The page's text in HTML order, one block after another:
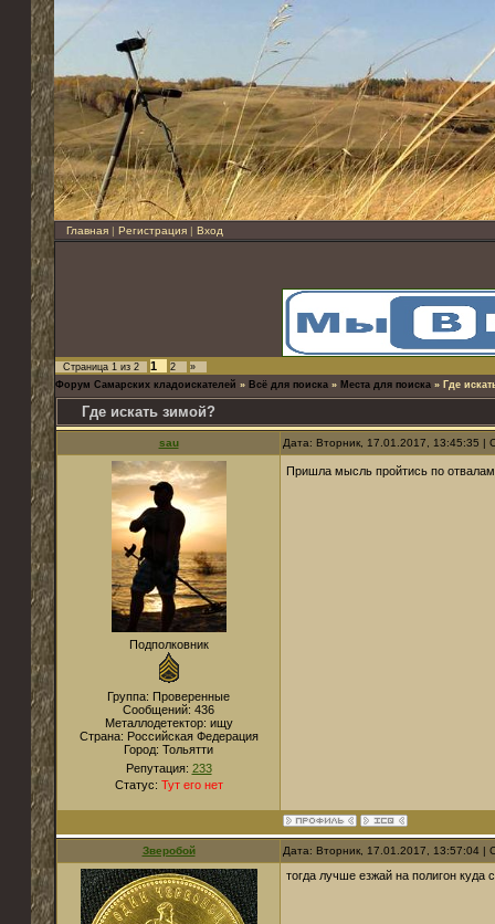
Главная | Регистрация | Вход
Страница 1 из 2 1 2
»
Форум Самарских кладоискателей » Всё для поиска » Места для поиска » Где
Где искать зимой?
sau Дата: Вторник, 17.01.2017, 13:45:35
Подполковник
Группа: Проверенные
Сообщений: 436
Металлодетектор: ищу
Страна: Российская Федерация
Город: Тольятти
Репутация: 233
Статус: Тут его нет
Пришла мысль пройтись по
Зверобой Дата: Вторник, 17.01.2017, 13:57:04
тогда лучше езжай на полигон куда